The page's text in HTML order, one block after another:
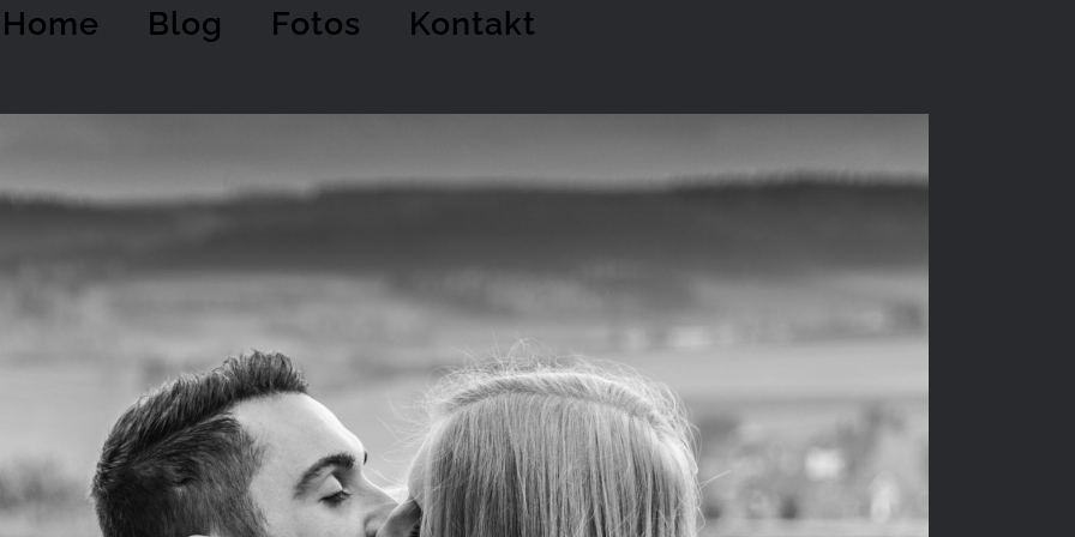
Home Blog Fotos Kontakt